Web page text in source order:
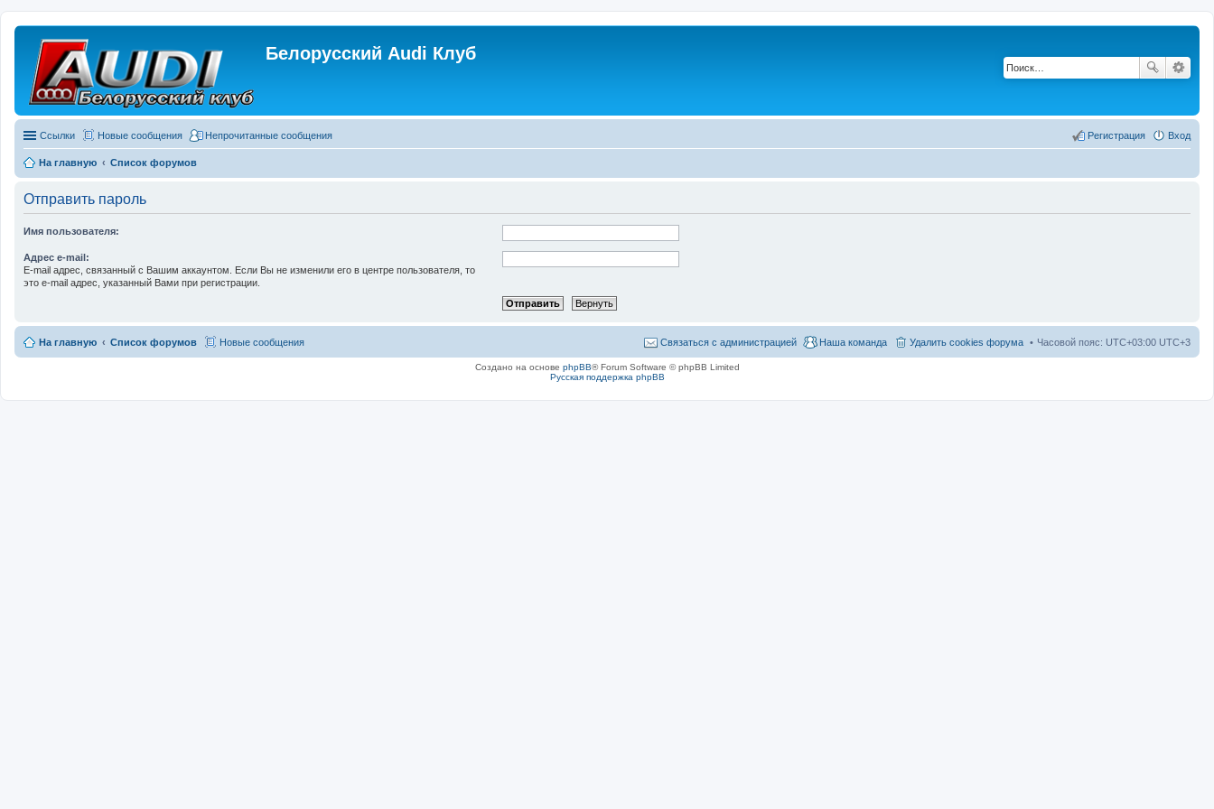
Белорусский Audi Клуб
Ссылки Новые сообщения Непрочитанные сообщения Вход
Регистрация
На главную Список форумов
Отправить пароль
Имя пользователя:
Адрес e-mail:
E-mail адрес, связанный с Вашим аккаунтом. Если Вы не изменили его в центре пользователя, то
это e-mail адрес, указанный Вами при регистрации.
На главную Список форумов Новые сообщения Часовой пояс: UTC+03:00 UTC+3
Удалить cookies форума
Наша команда
Связаться с администрацией
Создано на основе phpBB® Forum Software © phpBB Limited
Русская поддержка phpBB